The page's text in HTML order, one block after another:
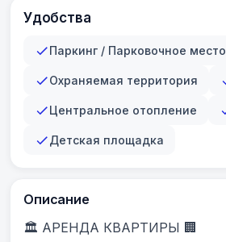
Удобства
Паркинг / Парковочное место
Охраняемая территория
Центральное отопление
Детская площадка
Описание
🏛 АРЕНДА КВАРТИРЫ 🏢